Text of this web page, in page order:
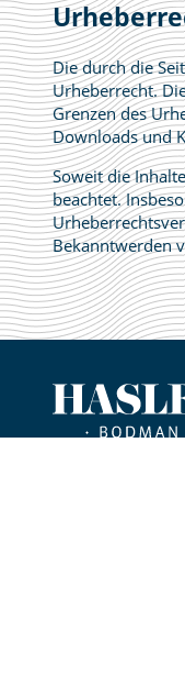
Die durch die
Urheberrecht.
Grenzen des
Downloads und
Soweit die
beachtet.
Bekanntwerden